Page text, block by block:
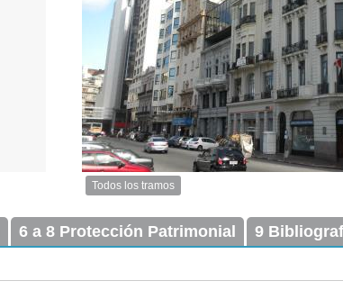
Imagen
tramo:
Plaza
Todos los tramos
6 a 8 Protección Patrimonial 9